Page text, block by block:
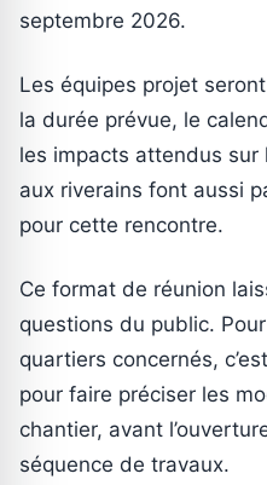
septembre 2026.
Les équipes projet
la durée prévue, le
les impacts attendus sur
aux riverains font aussi
pour cette rencontre.
Ce format de réunion
questions du public.
quartiers concernés,
pour faire préciser les
chantier, avant
séquence de travaux.